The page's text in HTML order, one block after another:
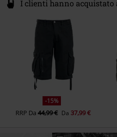
I clienti hanno acquistato
-15%
RRP Da44,99 € Da37,99 €